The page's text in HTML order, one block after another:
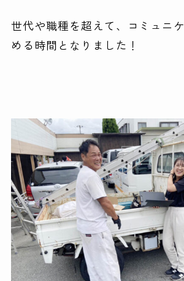
世代や職種を超えて、コミュニ
める時間となりました！